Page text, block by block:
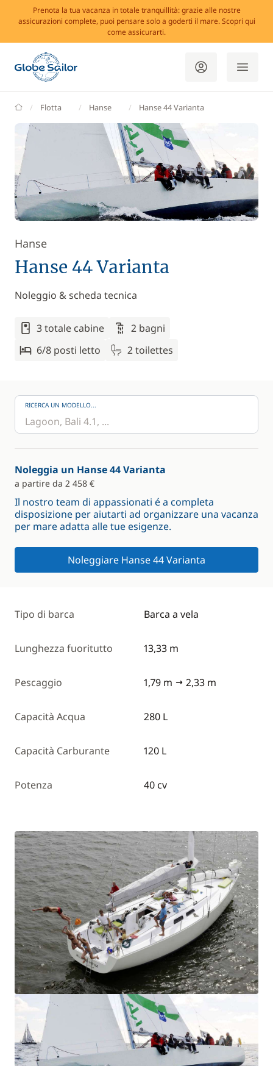
Prenota la tua vacanza in totale tranquillità: grazie alle nostre
assicurazioni complete, puoi pensare solo a goderti il mare. Scopri qui
come assicurarti.
GlobeSailor
Flotta Hanse Hanse 44 Varianta
Hanse
Hanse 44 Varianta
Noleggio & scheda tecnica
3 totale cabine
2 bagni
6/8 posti letto
2 toilettes
RICERCA UN MODELLO...
Noleggia un Hanse 44 Varianta
a partire da 2 458 €
Il nostro team di appassionati é a completa
disposizione per aiutarti ad organizzare una vacanza
per mare adatta alle tue esigenze.
Noleggiare Hanse 44 Varianta
Tipo di barca Barca a vela
Lunghezza fuoritutto 13,33 m
Pescaggio 1,79 m 2,33 m
Capacità Acqua 280 L
Capacità Carburante 120 L
Potenza 40 cv